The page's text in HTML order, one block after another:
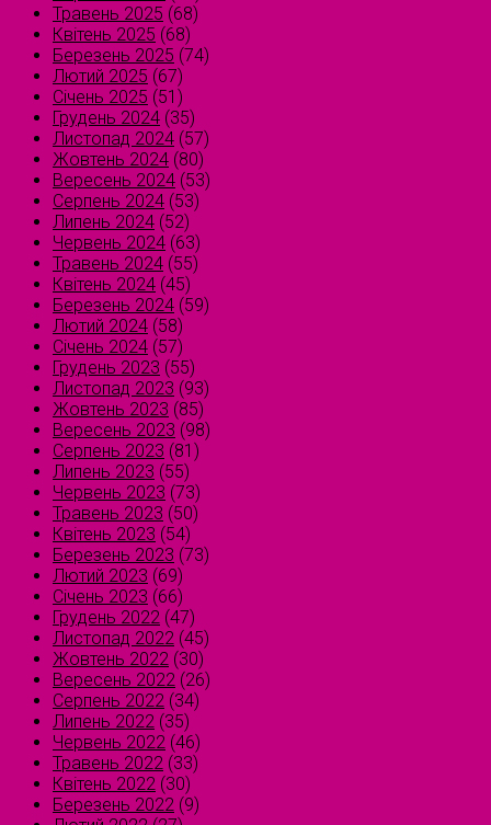
Травень 2025 (68)
Квітень 2025 (68)
Березень 2025 (74)
Лютий 2025 (67)
Січень 2025 (51)
Грудень 2024 (35)
Листопад 2024 (57)
Жовтень 2024 (80)
Вересень 2024 (53)
Серпень 2024 (53)
Липень 2024 (52)
Червень 2024 (63)
Травень 2024 (55)
Квітень 2024 (45)
Березень 2024 (59)
Лютий 2024 (58)
Січень 2024 (57)
Грудень 2023 (55)
Листопад 2023 (93)
Жовтень 2023 (85)
Вересень 2023 (98)
Серпень 2023 (81)
Липень 2023 (55)
Червень 2023 (73)
Травень 2023 (50)
Квітень 2023 (54)
Березень 2023 (73)
Лютий 2023 (69)
Січень 2023 (66)
Грудень 2022 (47)
Листопад 2022 (45)
Жовтень 2022 (30)
Вересень 2022 (26)
Серпень 2022 (34)
Липень 2022 (35)
Червень 2022 (46)
Травень 2022 (33)
Квітень 2022 (30)
Березень 2022 (9)